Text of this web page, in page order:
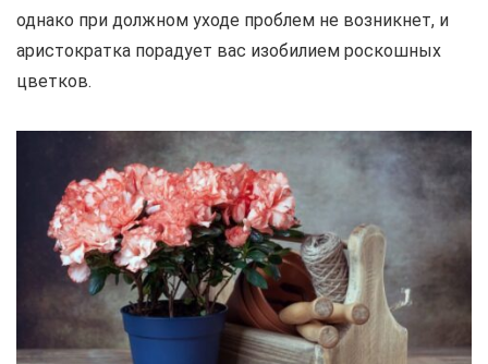
однако при должном уходе проблем не возникнет, и
аристократка порадует вас изобилием роскошных
цветков.